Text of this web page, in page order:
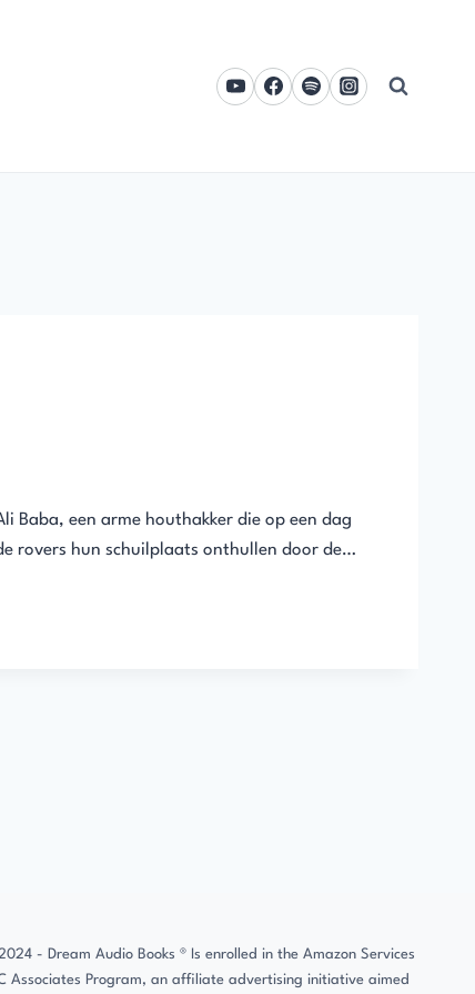
Baba, een arme houthakker die op een dag
rovers hun schuilplaats onthullen door de…
- Dream Audio Books ® Is enrolled in the Amazon Services
Associates Program, an affiliate advertising initiative aimed